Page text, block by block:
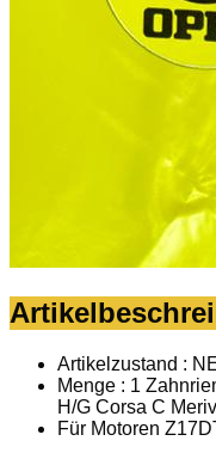
Artikelzustand :
Menge : 1
H/G Corsa C
Für Motoren